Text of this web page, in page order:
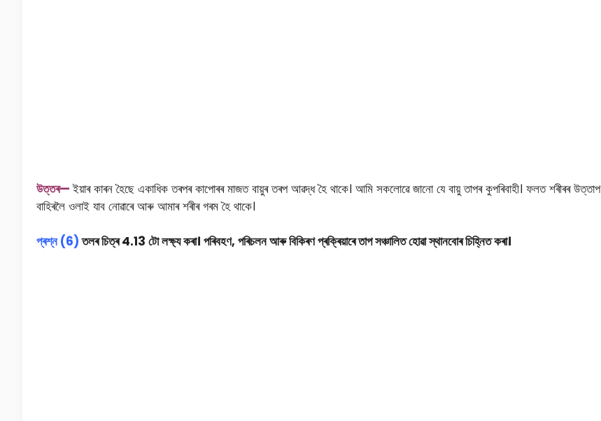
উত্তৰ—ইয়াৰ কাৰন হৈছে একাধিক তৰপৰ কাপোৰৰ মাজত বায়ুৰ তৰপ আৱদ্ধ হৈ থাকে। আমি সকলোৱে জানো যে বায়ু তাপৰ কুপৰিবাহী। ফলত শৰীৰৰ উত্তাপ
বাহিৰলৈ ওলাই যাব নোৱাৰে আৰু আমাৰ শৰীৰ গৰম হৈ থাকে।
প্ৰশ্ন (6)তলৰ চিত্ৰ 4.13 টো লক্ষ্য কৰা। পৰিবহণ, পৰিচলন আৰু বিকিৰণ প্ৰক্ৰিয়াৰে তাপ সঞ্চালিত হোৱা স্থানবোৰ চিহ্নিত কৰা।